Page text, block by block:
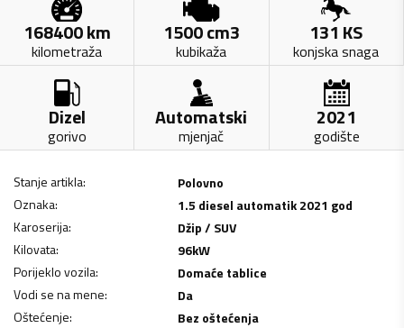
168400km
kilometraža
1500cm3
kubikaža
131 KS
konjska snaga
Dizel
gorivo
Automatski
mjenjač
2021
godište
Stanje artikla:
Polovno
Oznaka:
1.5 diesel automatik 2021 god
Karoserija:
Džip / SUV
Kilovata: 96kW
Porijeklo vozila:
Domaće tablice
Vodi se na mene:
Da
Oštećenje:
Bez oštećenja